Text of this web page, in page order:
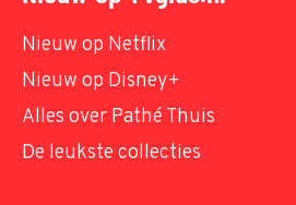
Nieuw op Netflix
Nieuw op Disney+
Alles over Pathé Thuis
De leukste collecties